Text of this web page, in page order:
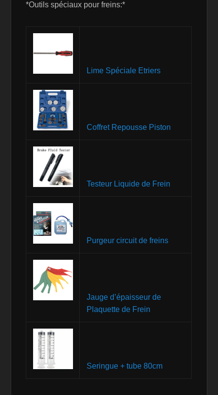
*Outils spéciaux pour freins:*
Lime Spéciale Etriers
Coffret Repousse Piston
Testeur Liquide de Frein
Purgeur circuit de freins
Jauge d’épaisseur de
Plaquette de Frein
Seringue + tube 80cm